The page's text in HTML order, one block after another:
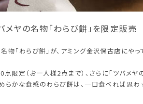
ヤの名物「わらび餅」を限定販売
「わらび餅」が、アミング金沢保古店にやっ
限定（お一人様2点まで）、さらに「ツバメヤ
らかな食感のわらび餅は、一口食べれば思